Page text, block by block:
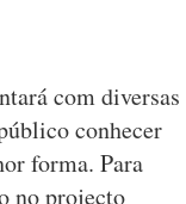
com diversas
conhecer
forma. Para
no projecto